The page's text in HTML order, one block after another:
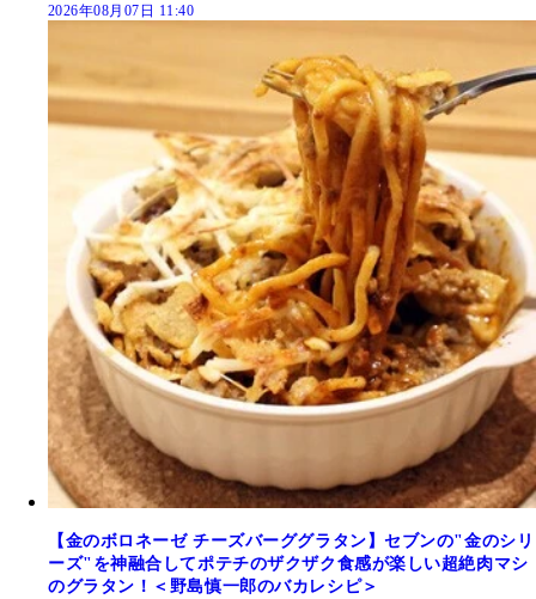
2026年08月07日 11:40
【金のボロネーゼ チーズバーググラタン】セブンの"金のシリ
ーズ"を神融合してポテチのザクザク食感が楽しい超絶肉マシ
のグラタン！＜野島慎一郎のバカレシピ＞